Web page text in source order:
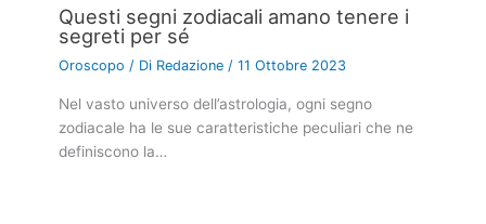
Questi segni zodiacali amano tenere i
segreti per sé
Oroscopo / Di Redazione /11 Ottobre 2023
Nel vasto universo dell’astrologia, ogni segno
zodiacale ha le sue caratteristiche peculiari che ne
definiscono la…